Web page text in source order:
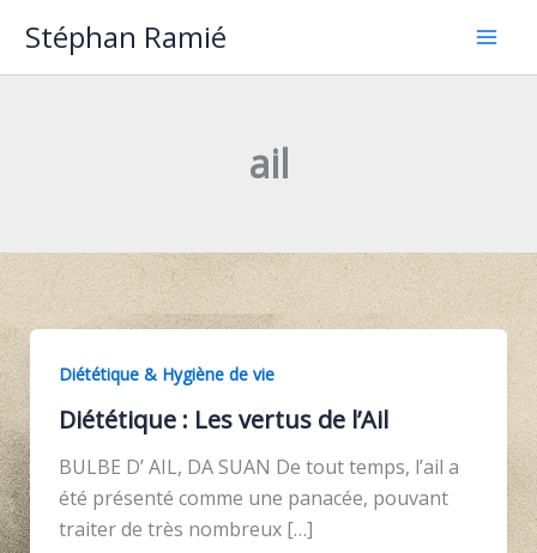
contenu
Stéphan Ramié
ail
Diététique & Hygiène de vie
Diététique : Les vertus de l’Ail
BULBE D’ AIL, DA SUAN De tout temps, l’ail a
été présenté comme une panacée, pouvant
traiter de très nombreux […]